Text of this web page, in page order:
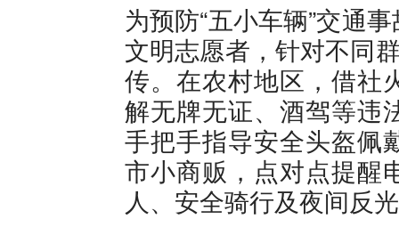
为预防“五小车辆”交通
文明志愿者，针对不同
传。在农村地区，借社
解无牌无证、酒驾等违
手把手指导安全头盔佩
市小商贩，点对点提醒
人、安全骑行及夜间反